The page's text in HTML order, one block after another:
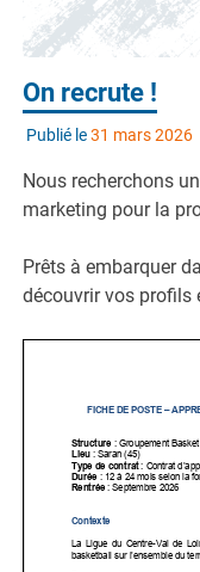
On recrute !
Publié le31 mars 2026
Nous recherchons
marketing pour la
Prêts à embarquer
découvrir vos profils